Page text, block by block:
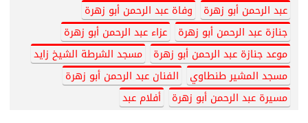
عبد الرحمن أبو زهرة
وفاة عبد الرحمن أبو زهرة
جنازة عبد الرحمن أبو زهرة
عزاء عبد الرحمن أبو زهرة
موعد جنازة عبد الرحمن أبو زهرة
مسجد الشرطة الشيخ زايد
مسجد المشير طنطاوي
الفنان عبد الرحمن أبو زهرة
مسيرة عبد الرحمن أبو زهرة
أفلام عبد